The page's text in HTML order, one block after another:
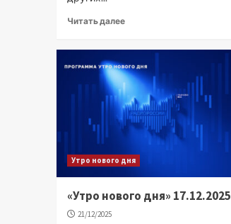
Читать далее
Утро нового дня
«Утро нового дня» 17.12.2025
21/12/2025